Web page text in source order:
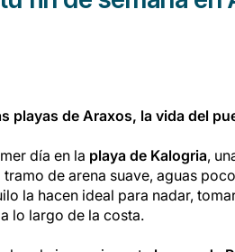
playas de Araxos, la vida del
día en la playa de Kalogria,
tramo de arena suave, aguas
la hacen ideal para nadar,
lo largo de la costa.